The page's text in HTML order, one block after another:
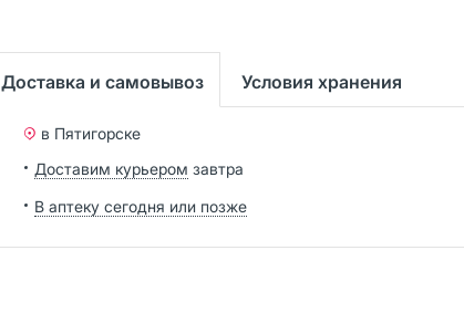
Доставка и самовывоз Условия хранения
в Пятигорске
Доставим курьером завтра
В аптеку сегодня или позже